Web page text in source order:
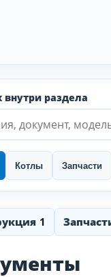
внутри раздела
Котлы Запчасти
1